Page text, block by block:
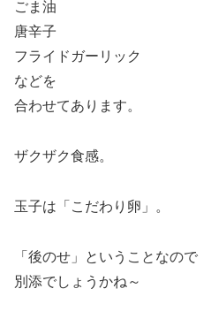
ごま油
唐辛子
フライドガーリック
などを
合わせてあります。
ザクザク食感。
玉子は「こだわり卵」。
「後のせ」ということなので
別添でしょうかね～